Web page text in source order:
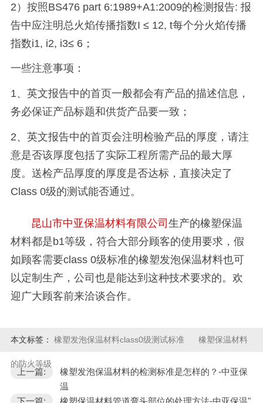
2 ）按照BS476 part 6:1989+A1:2009的检测报告: 报
告中应注明总火焰传播指数I ≤12, t每个分火焰传播
指数i1, i2, i3≤6；
一些注意事项：
1、英文报告中的首页一般都会有产品的描述信息，
务必保证产品标题和供货产品要一致；
2、英文报告中的首页会注明检验产品的厚度，请注
意是否该厚度包括了实际工程所需产品的最大厚
度。送检产品厚度的厚度是否达标，直接决定了
Class 0级的测试能否通过。
昆山市中亚保温材料有限公司 生产的橡塑保温
材料都是b1等级，符合大部分顾客的使用要求，假
如顾客需要class 0级标准的橡塑发泡保温材料也可
以定制生产，公司也是能达到这种技术要求的。欢
迎广大顾客前来洽谈合作。
本文标签： 橡塑发泡保温材料class0级测试标准 橡塑保温材料
的防火等级
上一篇:
橡塑发泡保温材料的检测标准是怎样的？-中亚保
温
下一篇:
橡塑保温材料管道弯头部位的处理方法-中亚保温"